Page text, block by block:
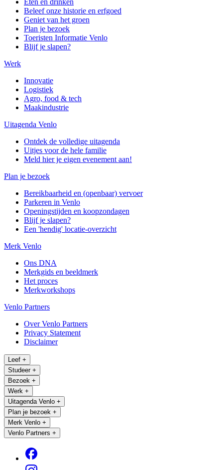
Eten en drinken
Beleef onze historie en erfgoed
Geniet van het groen
Plan je bezoek
Toeristen Informatie Venlo
Blijf je slapen?
Werk
Innovatie
Logistiek
Agro, food & tech
Maakindustrie
Uitagenda Venlo
Ontdek de volledige uitagenda
Uitjes voor de hele familie
Meld hier je eigen evenement aan!
Plan je bezoek
Bereikbaarheid en (openbaar) vervoer
Parkeren in Venlo
Openingstijden en koopzondagen
Blijf je slapen?
Een 'hendig' locatie-overzicht
Merk Venlo
Ons DNA
Merkgids en beeldmerk
Het proces
Merkworkshops
Venlo Partners
Over Venlo Partners
Privacy Statement
Disclaimer
Leef +
Studeer +
Bezoek +
Werk +
Uitagenda Venlo +
Plan je bezoek +
Merk Venlo +
Venlo Partners +